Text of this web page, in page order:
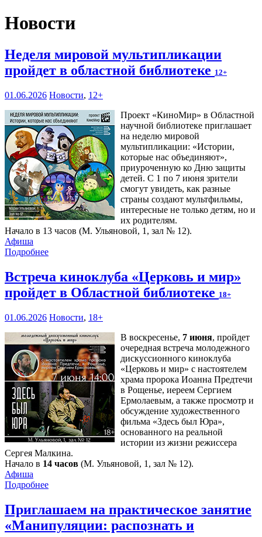
Новости
Неделя мировой мультипликации
пройдет в областной библиотеке 12+
01.06.2026 Новости, 12+
Проект «КиноМир» в Областной
научной библиотеке приглашает
на неделю мировой
мультипликации: «Истории,
которые нас объединяют»,
приуроченную ко Дню защиты
детей. С 1 по 7 июня зрители
смогут увидеть, как разные
страны создают мультфильмы,
интересные не только детям, но и
их родителям.
Начало в 13 часов (М. Ульяновой, 1, зал № 12).
Афиша
Подробнее
Встреча киноклуба «Церковь и мир»
пройдет в Областной библиотеке 18+
01.06.2026 Новости, 18+
В воскресенье, 7 июня, пройдет
очередная встреча молодежного
дискуссионного киноклуба
«Церковь и мир» с настоятелем
храма пророка Иоанна Предтечи
в Рощенье, иереем Сергием
Ермолаевым, а также просмотр и
обсуждение художественного
фильма «Здесь был Юра»,
основанного на реальной
истории из жизни режиссера
Сергея Малкина.
Начало в 14 часов (М. Ульяновой, 1, зал № 12).
Афиша
Подробнее
Приглашаем на практическое занятие
«Манипуляции: распознать и